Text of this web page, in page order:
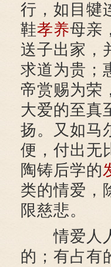
行，如目犍
鞋孝养母亲
送子出家，
求道为贵；
帝赏赐为荣
大爱的至真
扬。又如马
便，付出无
陶铸后学的
类的情爱，
限慈悲。
情爱人人
的；有占有